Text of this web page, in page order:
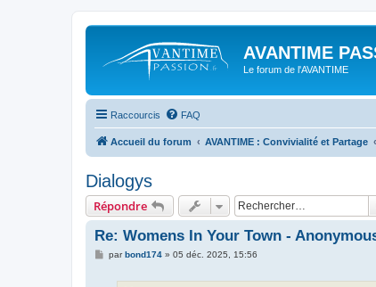
AVANTIME
Le forum de l'AVANTIME
Raccourcis FAQ
Accueil du forum AVANTIME : Convivialité et Partage
Dialogys
Répondre
Re: Womens In Your Town -
Mparbond174» 05 déc. 2025, 15:56